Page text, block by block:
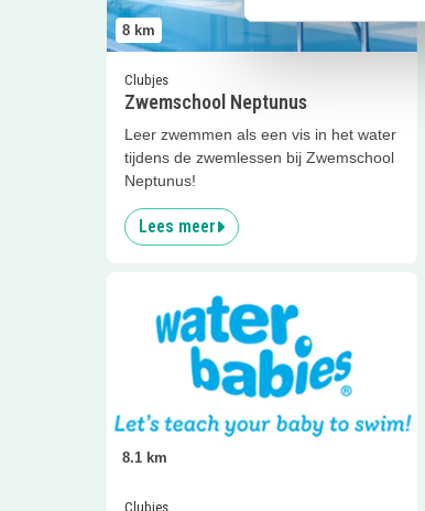
8 km
Clubjes
Zwemschool Neptunus
Leer zwemmen als een vis in het water
tijdens de zwemlessen bij Zwemschool
Neptunus!
Lees meer
8.1 km
Clubjes